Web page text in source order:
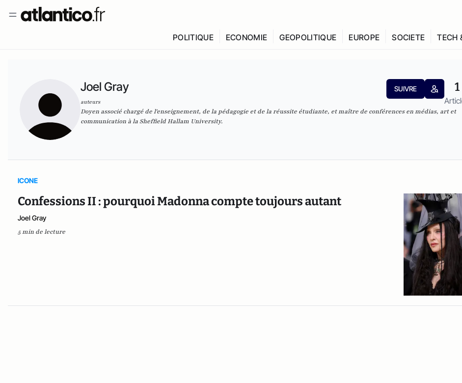
POLITIQUE ECONOMIE GEOPOLITIQUE EUROPE SOCIETE TECH
Joel Gray
auteurs
SUIVRE 1
Doyen associé chargé de l'enseignement, de la pédagogie et de la réussite étudiante, et maître de conférences en médias, art et
communication à la Sheffield Hallam University.
ICONE
Confessions II : pourquoi Madonna compte toujours autant
Joel Gray
5 min de lecture